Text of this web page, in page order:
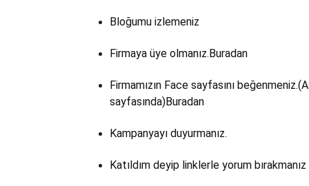
Bloğumu izlemeniz
Firmaya üye olmanız.Buradan
Firmamızın Face sayfasını
sayfasında)Buradan
Kampanyayı duyurmanız.
Katıldım deyip linklerle yorum bırakmanız